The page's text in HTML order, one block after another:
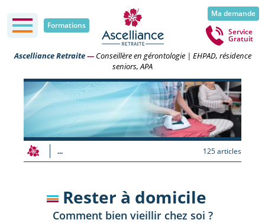
Formations
Ma demande
Service
Gratuit
Ascelliance Retraite—Conseillère en gérontologie | EHPAD, résidence
seniors, APA
... 125 articles
Rester à domicile
Comment bien vieillir chez soi ?